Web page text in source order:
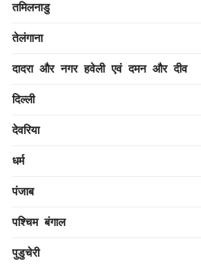
तमिलनाडु
तेलंगाना
दादरा और नगर हवेली एवं दमन और दीव
दिल्ली
देवरिया
धर्म
पंजाब
पश्चिम बंगाल
पुडुचेरी